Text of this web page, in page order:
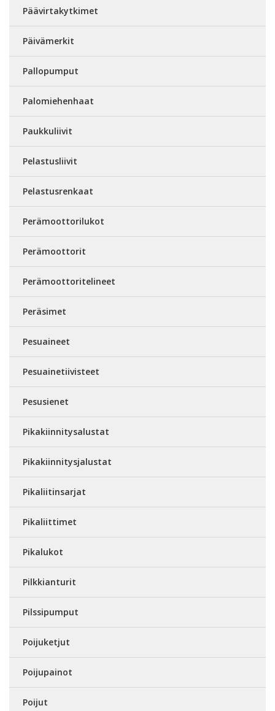
Päävirtakytkimet
Päivämerkit
Pallopumput
Palomiehenhaat
Paukkuliivit
Pelastusliivit
Pelastusrenkaat
Perämoottorilukot
Perämoottorit
Perämoottoritelineet
Peräsimet
Pesuaineet
Pesuainetiivisteet
Pesusienet
Pikakiinnitysalustat
Pikakiinnitysjalustat
Pikaliitinsarjat
Pikaliittimet
Pikalukot
Pilkkianturit
Pilssipumput
Poijuketjut
Poijupainot
Poijut